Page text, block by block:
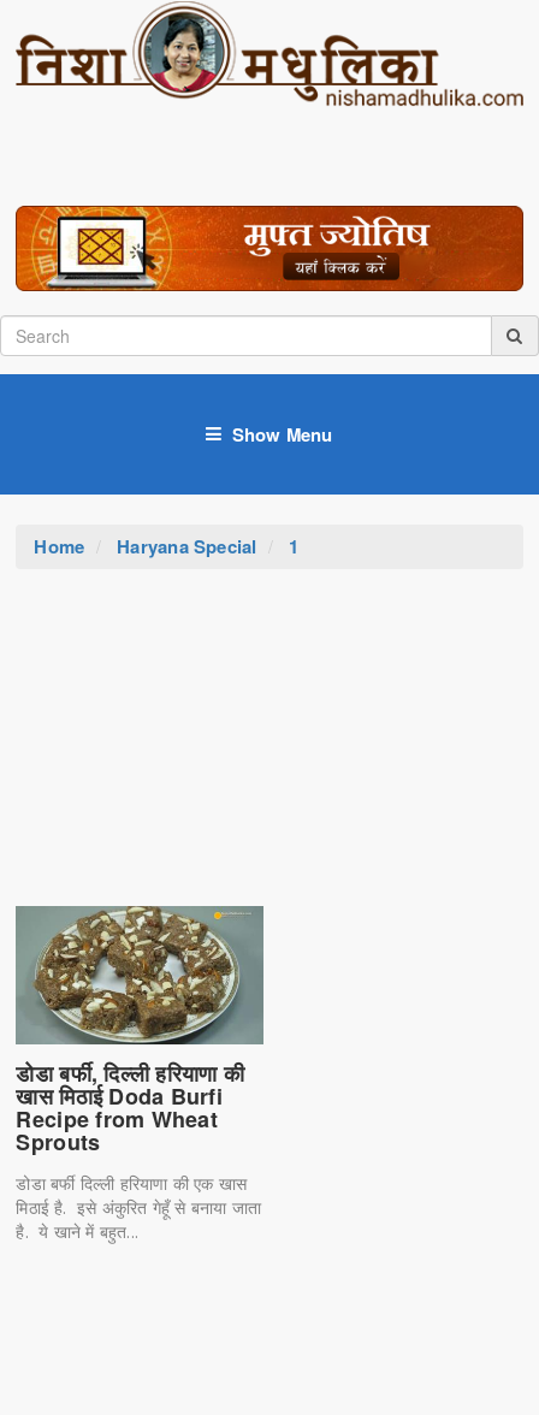
Show Menu
Home Haryana Special 1
डोडा बर्फी, दिल्ली हरियाणा की
खास मिठाई Doda Burfi
Recipe from Wheat
Sprouts
डोडा बर्फी दिल्ली हरियाणा की एक खास
मिठाई है. इसे अंकुरित गेहूँ से बनाया जाता
है. ये खाने में बहुत...